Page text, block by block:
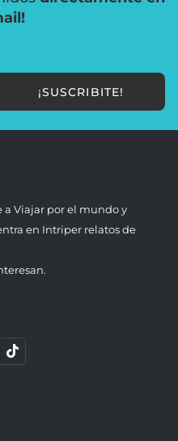
¡SUSCRIBITE!
a Viajar por el mundo y
en Intriper relatos de